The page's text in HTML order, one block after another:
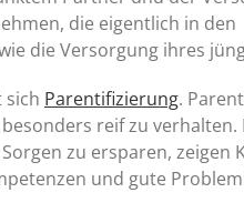
die eigentlich in den
die Versorgung ihres
sich Parentifizierung.
reif zu verhalten.
zu ersparen, zeigen
und gute